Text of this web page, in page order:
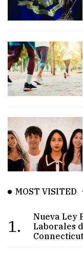
MOST VISITED
1.
Nueva Ley
Laborales
Connecticut